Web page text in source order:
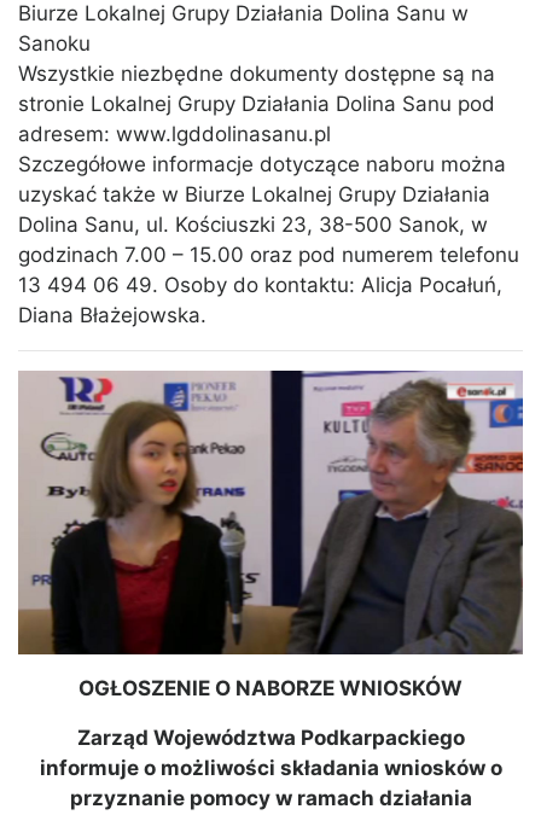
Biurze Lokalnej Grupy Działania Dolina Sanu w
Sanoku
Wszystkie niezbędne dokumenty dostępne są na
stronie Lokalnej Grupy Działania Dolina Sanu pod
adresem: www.lgddolinasanu.pl
Szczegółowe informacje dotyczące naboru można
uzyskać także w Biurze Lokalnej Grupy Działania
Dolina Sanu, ul. Kościuszki 23, 38-500 Sanok, w
godzinach 7.00 – 15.00 oraz pod numerem telefonu
13 494 06 49. Osoby do kontaktu: Alicja Pocałuń,
Diana Błażejowska.
OGŁOSZENIE O NABORZE WNIOSKÓW
Zarząd Województwa Podkarpackiego
informuje o możliwości składania wniosków o
przyznanie pomocy w ramach działania